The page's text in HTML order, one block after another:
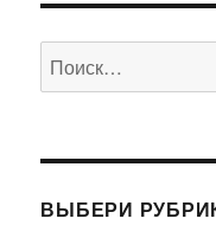
Искать:
ВЫБЕРИ